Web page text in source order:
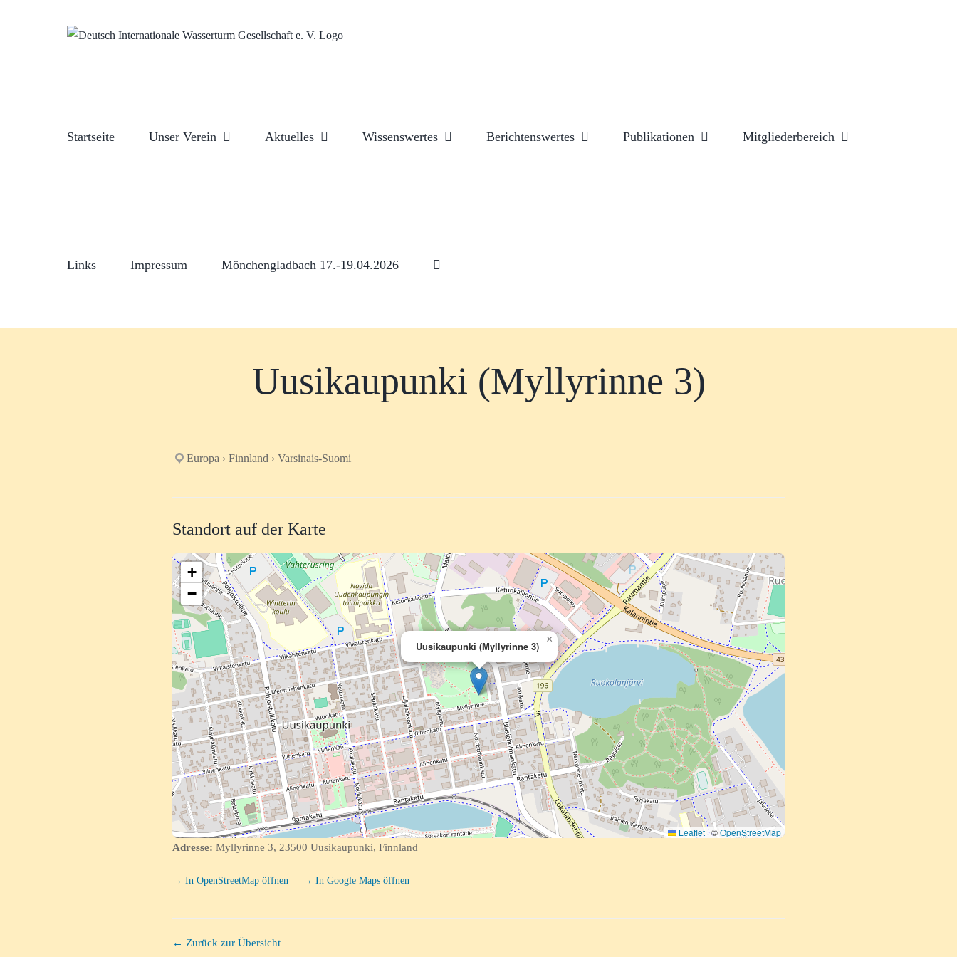
Startseite Unser Verein Aktuelles Wissenswertes Berichtenswertes Publikationen Mitgliederbereich
Links Impressum Mönchengladbach 17.-19.04.2026
Uusikaupunki (Myllyrinne 3)
Europa › Finnland › Varsinais-Suomi
Standort auf der Karte
Uusikaupunki (Myllyrinne 3)
×
+
−
Leaflet|©OpenStreetMap
Adresse: Myllyrinne 3, 23500 Uusikaupunki, Finnland
→ In OpenStreetMap öffnen → In Google Maps öffnen
← Zurück zur Übersicht